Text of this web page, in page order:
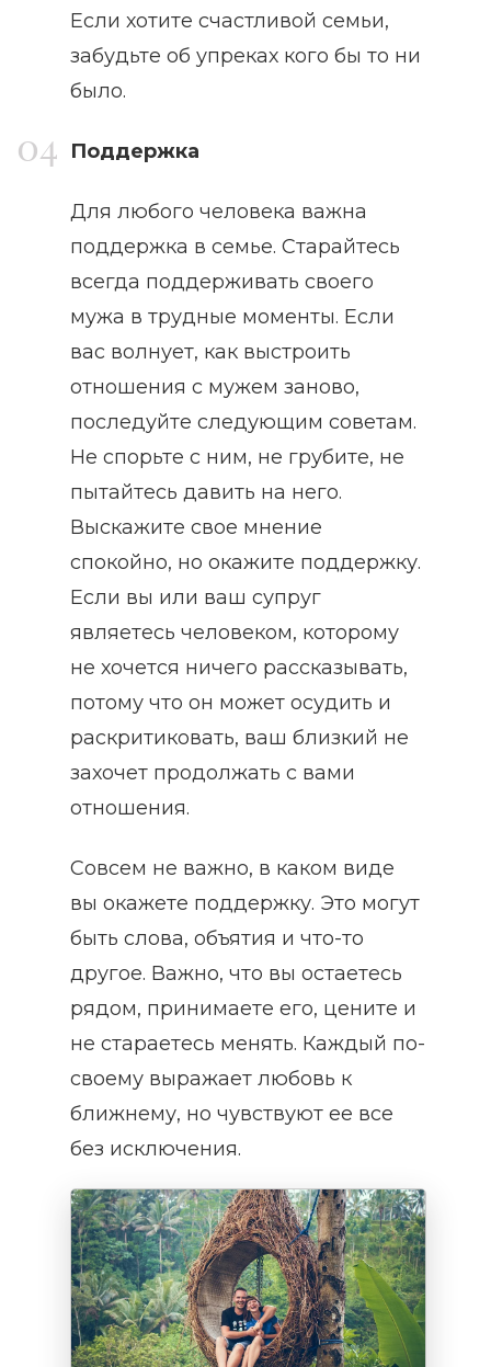
Если хотите счастливой семьи,
забудьте об упреках кого бы то ни
было.
Поддержка
Для любого человека важна
поддержка в семье. Старайтесь
всегда поддерживать своего
мужа в трудные моменты. Если
вас волнует, как выстроить
отношения с мужем заново,
последуйте следующим советам.
Не спорьте с ним, не грубите, не
пытайтесь давить на него.
Выскажите свое мнение
спокойно, но окажите поддержку.
Если вы или ваш супруг
являетесь человеком, которому
не хочется ничего рассказывать,
потому что он может осудить и
раскритиковать, ваш близкий не
захочет продолжать с вами
отношения.
Совсем не важно, в каком виде
вы окажете поддержку. Это могут
быть слова, объятия и что-то
другое. Важно, что вы остаетесь
рядом, принимаете его, цените и
не стараетесь менять. Каждый по-
своему выражает любовь к
ближнему, но чувствуют ее все
без исключения.